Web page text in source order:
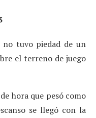
no tuvo piedad de un
el terreno de juego
hora que pesó como
se llegó con la